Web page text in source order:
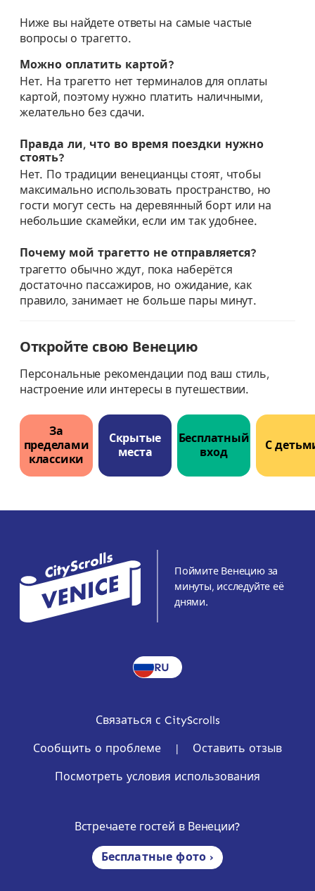
Ниже вы найдете ответы на самые частые
вопросы о трагетто.
Можно оплатить картой?
Нет. На трагетто нет терминалов для оплаты
картой, поэтому нужно платить наличными,
желательно без сдачи.
Правда ли, что во время поездки нужно
стоять?
Нет. По традиции венецианцы стоят, чтобы
максимально использовать пространство, но
гости могут сесть на деревянный борт или на
небольшие скамейки, если им так удобнее.
Почему мой трагетто не отправляется?
трагетто обычно ждут, пока наберётся
достаточно пассажиров, но ожидание, как
правило, занимает не больше пары минут.
Откройте свою Венецию
Персональные рекомендации под ваш стиль,
настроение или интересы в путешествии.
За
пределами
классики
Скрытые
места
Бесплатный
вход
С
Поймите Венецию за
минуты, исследуйте её
днями.
RU
Связаться с CityScrolls
Сообщить о проблеме | Оставить отзыв
Посмотреть условия использования
Встречаете гостей в Венеции?
Бесплатные фото ›